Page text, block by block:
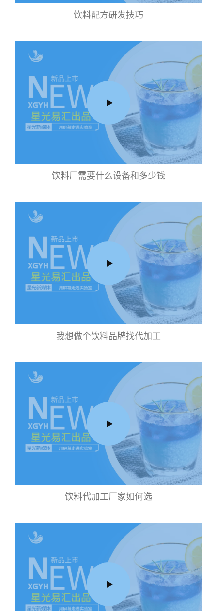
饮料配方研发技巧
饮料厂需要什么设备和多少钱
我想做个饮料品牌找代加工
饮料代加工厂家如何选